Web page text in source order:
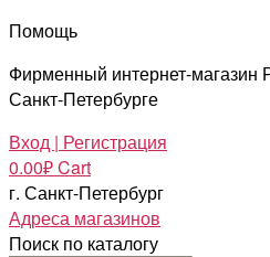
Помощь
Фирменный интернет-магазин
Санкт-Петербурге
Вход | Регистрация
0.00₽Cart
г. Санкт-Петербург
Адреса магазинов
Поиск по каталогу